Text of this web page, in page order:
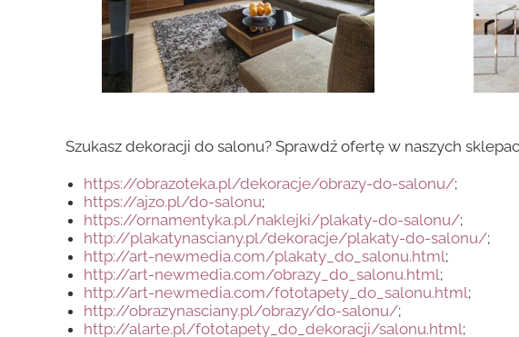
Szukasz dekoracji do salonu? Sprawdź ofertę w naszych
https://obrazoteka.pl/dekoracje/obrazy-do-salonu/;
https://ajzo.pl/do-salonu;
https://ornamentyka.pl/naklejki/plakaty-do-salonu/;
http://plakatynasciany.pl/dekoracje/plakaty-do-salonu/;
http://art-newmedia.com/plakaty_do_salonu.html;
http://art-newmedia.com/obrazy_do_salonu.html;
http://art-newmedia.com/fototapety_do_salonu.html;
http://obrazynasciany.pl/obrazy/do-salonu/;
http://alarte.pl/fototapety_do_dekoracji/salonu.html;